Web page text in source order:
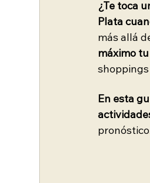
¿Te toca
Plata
más allá
máximo
En esta